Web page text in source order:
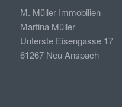
M. Müller Immobilien
Martina Müller
Unterste Eisengasse 17
61267 Neu Anspach